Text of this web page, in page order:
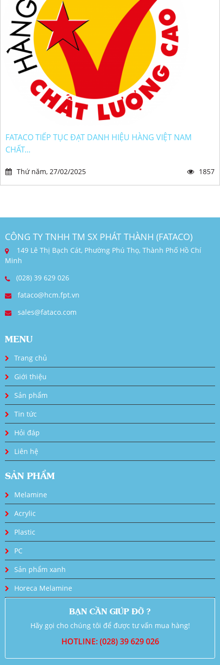
FATACO TIẾP TỤC ĐẠT DANH HIỆU HÀNG VIỆT NAM
CHẤT...
Thứ năm, 27/02/2025 1857
CÔNG TY TNHH TM SX PHÁT THÀNH (FATACO)
149 Lê Thị Bạch Cát, Phường Phú Thọ, Thành Phố Hồ Chí
Minh
(028) 39 629 026
fataco@hcm.fpt.vn
sales@fataco.com
MENU
Trang chủ
Giới thiệu
Sản phẩm
Tin tức
Hỏi đáp
Liên hệ
SẢN PHẨM
Melamine
Acrylic
Plastic
PC
Sản phẩm xanh
Horeca Melamine
BẠN CẦN GIÚP ĐỠ ?
Hãy gọi cho chúng tôi để được tư vấn mua hàng!
HOTLINE: (028) 39 629 026